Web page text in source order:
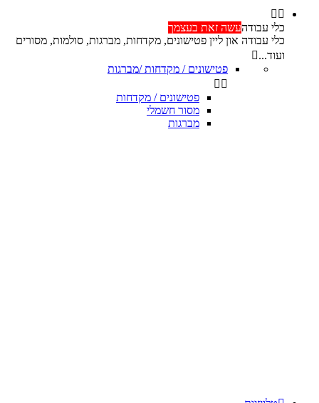
 
כלי עבודהעשה זאת בעצמך
כלי עבודה און ליין פטישונים, מקדחות, מברגות, סולמות, מסורים
ועוד...
פטישונים / מקדחות /מברגות
 
פטישונים / מקדחות
מסור חשמלי
מברגות